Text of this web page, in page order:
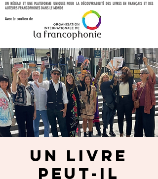
UN RÉSEAU ET UNE PLATEFORME UNIQUES POUR LA DÉCOUVRABILITÉ DES LIVRES EN FRANÇAIS ET DES
AUTEURS FRANCOPHONES DANS LE MONDE
Avec le soutien de
Un livre
peut-il